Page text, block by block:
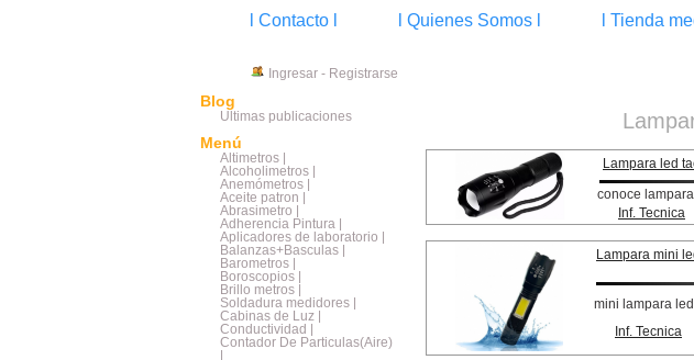
l Contacto l l Quienes Somos l l Tienda
Ingresar - Registrarse
Blog
Últimas publicaciones
Menú
Altimetros |
Alcoholimetros |
Anemómetros |
Aceite patron |
Abrasimetro |
Adherencia Pintura |
Aplicadores de laboratorio |
Balanzas+Basculas |
Barometros |
Boroscopios |
Brillo metros |
Soldadura medidores |
Cabinas de Luz |
Conductividad |
Contador De Particulas(Aire)
Lampara led
conoce
Inf. Tecnica
Lampara mini
mini lampara
Inf. Tecnica